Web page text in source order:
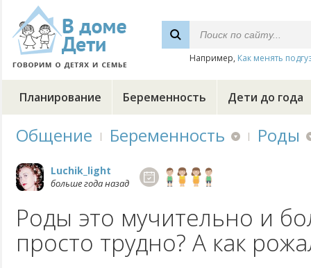
Например, Как менять
Планирование Беременность Дети до года
Общение Беременность Роды
Luchik_light
больше года назад
Роды это мучительно и
просто трудно? А как